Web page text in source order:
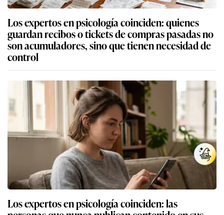
Los expertos en psicología coinciden: quienes
guardan recibos o tickets de compras pasadas no
son acumuladores, sino que tienen necesidad de
control
Los expertos en psicología coinciden: las